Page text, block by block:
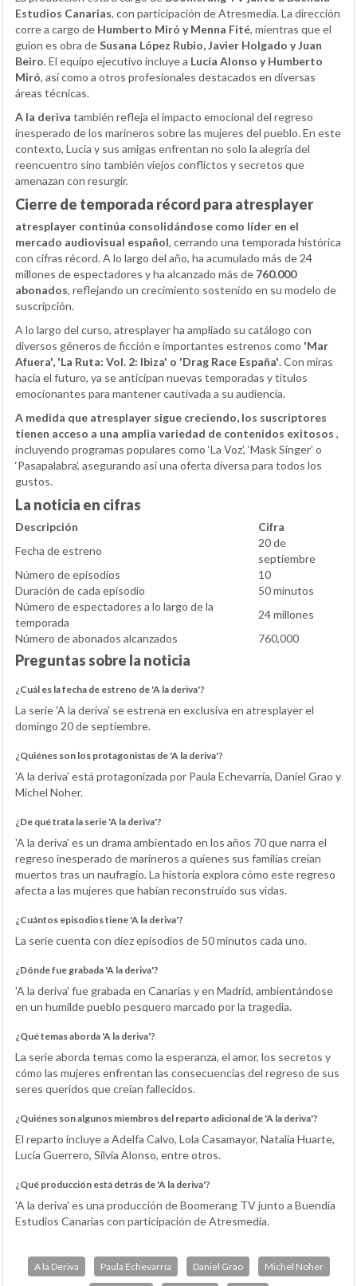
Estudios Canarias, con participación de Atresmedia. La dirección
corre a cargo de Humberto Miró y Menna Fité, mientras que el
guion es obra deSusana López Rubio, Javier Holgado y Juan
Beiro. El equipo ejecutivo incluye a Lucía Alonso y Humberto
Miró, así como a otros profesionales destacados en diversas
áreas técnicas.
A la deriva también refleja el impacto emocional del regreso
inesperado de los marineros sobre las mujeres del pueblo. En este
contexto, Lucía y sus amigas enfrentan no solo la alegría del
reencuentro sino también viejos conflictos y secretos que
amenazan con resurgir.
Cierre de temporada récord para atresplayer
atresplayer continúa consolidándose como líder en el
mercado audiovisual español, cerrando una temporada histórica
con cifras récord. A lo largo del año, ha acumulado más de 24
millones de espectadores y ha alcanzado más de 760.000
abonados, reflejando un crecimiento sostenido en su modelo de
suscripción.
A lo largo del curso, atresplayer ha ampliado su catálogo con
diversos géneros de ficción e importantes estrenos como 'Mar
Afuera', 'La Ruta: Vol. 2: Ibiza' o 'Drag Race España'. Con miras
hacia el futuro, ya se anticipan nuevas temporadas y títulos
emocionantes para mantener cautivada a su audiencia.
A medida que atresplayer sigue creciendo, los suscriptores
tienen acceso a una amplia variedad de contenidos exitosos ,
incluyendo programas populares como ‘La Voz’, ‘Mask Singer’ o
‘Pasapalabra’, asegurando así una oferta diversa para todos los
gustos.
La noticia en cifras
Descripción
Cifra
Fecha de estreno
20 de
septiembre
Número de episodios
10
Duración de cada episodio
50 minutos
Número de espectadores a lo largo de la
temporada
24 millones
Número de abonados alcanzados
760,000
Preguntas sobre la noticia
¿Cuál es la fecha de estreno de 'A la deriva'?
La serie 'A la deriva' se estrena en exclusiva en atresplayer el
domingo 20 de septiembre.
¿Quiénes son los protagonistas de 'A la deriva'?
'A la deriva' está protagonizada por Paula Echevarría, Daniel Grao y
Michel Noher.
¿De qué trata la serie 'A la deriva'?
'A la deriva' es un drama ambientado en los años 70 que narra el
regreso inesperado de marineros a quienes sus familias creían
muertos tras un naufragio. La historia explora cómo este regreso
afecta a las mujeres que habían reconstruido sus vidas.
¿Cuántos episodios tiene 'A la deriva'?
La serie cuenta con diez episodios de 50 minutos cada uno.
¿Dónde fue grabada 'A la deriva'?
'A la deriva' fue grabada en Canarias y en Madrid, ambientándose
en un humilde pueblo pesquero marcado por la tragedia.
¿Qué temas aborda 'A la deriva'?
La serie aborda temas como la esperanza, el amor, los secretos y
cómo las mujeres enfrentan las consecuencias del regreso de sus
seres queridos que creían fallecidos.
¿Quiénes son algunos miembros del reparto adicional de 'A la deriva'?
El reparto incluye a Adelfa Calvo, Lola Casamayor, Natalia Huarte,
Lucía Guerrero, Silvia Alonso, entre otros.
¿Qué producción está detrás de 'A la deriva'?
'A la deriva' es una producción de Boomerang TV junto a Buendía
Estudios Canarias con participación de Atresmedia.
A la Deriva Paula Echevarría Daniel Grao Michel Noher